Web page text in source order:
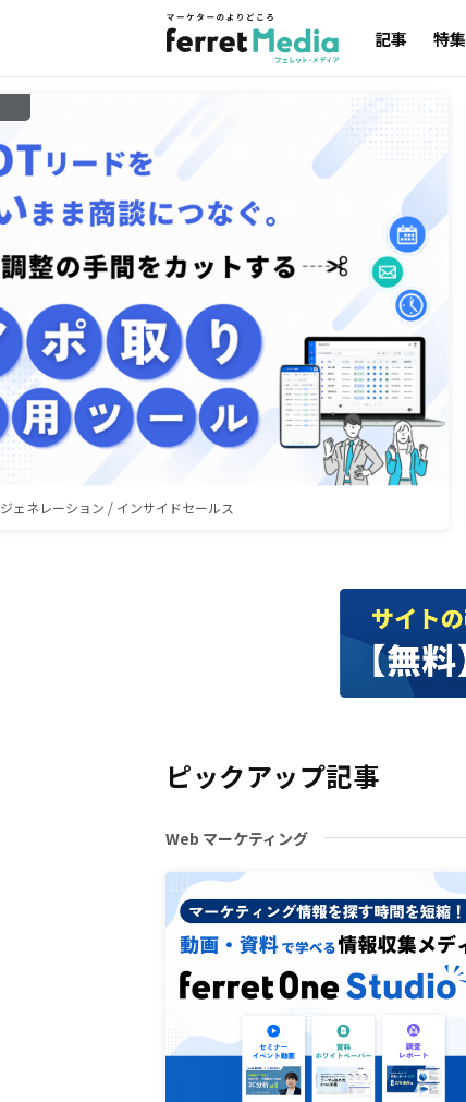
記事 特集
ェネレーション / インサイドセールス
ピックアップ記事
Web マーケティング